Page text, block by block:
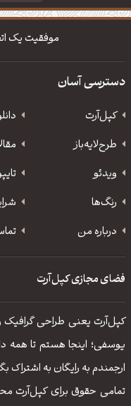
دانلود
موفقیت یک
دسترسی آسان
کپل‌آرت
طرح‌لایه‌باز
ویدئو
رنگ‌ها
درباره من
فضای مجازی کپل‌آرت
کپل‌آرت یعنی طراحی
یوسفی؛ اینجا هستم تا همه
ارجمندم به رایگان به اشتراک
تمامی حقوق برای کپل‌آرت